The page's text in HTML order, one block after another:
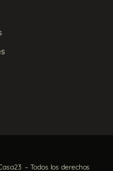
– Todos los derechos